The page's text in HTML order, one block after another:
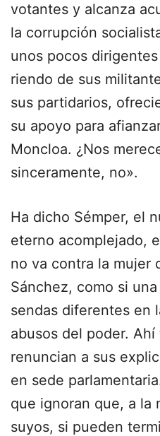
votantes y alcanza
la corrupción
unos pocos
riendo de sus
sus partidarios,
su apoyo para
Moncloa. ¿Nos
sinceramente, no».
Ha dicho Sémper, el
eterno acomplejado,
no va contra la mujer
Sánchez, como si
sendas diferentes en
abusos del poder.
renuncian a sus
en sede
que ignoran que, a la
suyos, si pueden